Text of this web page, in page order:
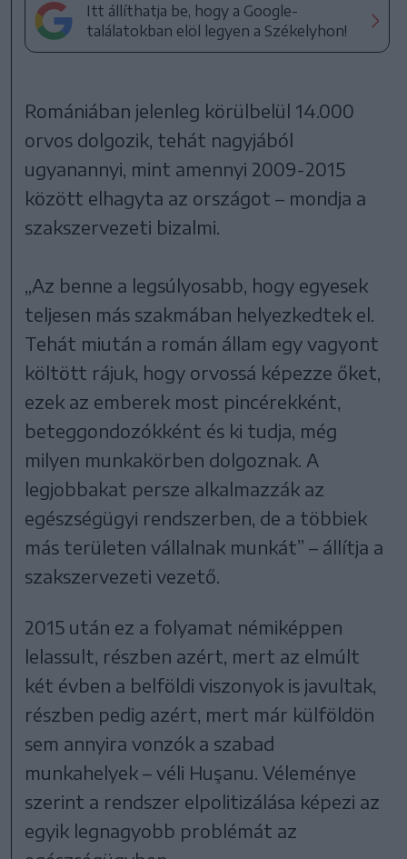
Itt állíthatja be, hogy a Google-
találatokban elöl legyen a Székelyhon!
Romániában jelenleg körülbelül 14.000
orvos dolgozik, tehát nagyjából
ugyanannyi, mint amennyi 2009-2015
között elhagyta az országot – mondja a
szakszervezeti bizalmi.
„Az benne a legsúlyosabb, hogy egyesek
teljesen más szakmában helyezkedtek el.
Tehát miután a román állam egy vagyont
költött rájuk, hogy orvossá képezze őket,
ezek az emberek most pincérekként,
beteggondozókként és ki tudja, még
milyen munkakörben dolgoznak. A
legjobbakat persze alkalmazzák az
egészségügyi rendszerben, de a többiek
más területen vállalnak munkát” – állítja a
szakszervezeti vezető.
2015 után ez a folyamat némiképpen
lelassult, részben azért, mert az elmúlt
két évben a belföldi viszonyok is javultak,
részben pedig azért, mert már külföldön
sem annyira vonzók a szabad
munkahelyek – véli Huşanu. Véleménye
szerint a rendszer elpolitizálása képezi az
egyik legnagyobb problémát az